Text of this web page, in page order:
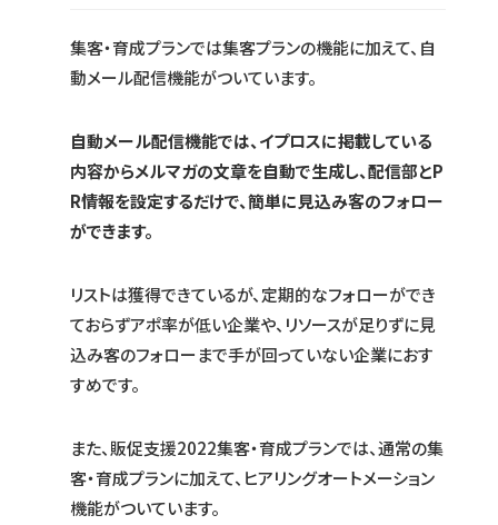
集客・育成プランでは集客プランの機能に加えて、自
動メール配信機能がついています。
自動メール配信機能では、イプロスに掲載している
内容からメルマガの文章を自動で生成し、配信部とP
R情報を設定するだけで、簡単に見込み客のフォロー
ができます。
リストは獲得できているが、定期的なフォローができ
ておらずアポ率が低い企業や、リソースが足りずに見
込み客のフォローまで手が回っていない企業におす
すめです。
また、販促支援2022集客・育成プランでは、通常の集
客・育成プランに加えて、ヒアリングオートメーション
機能がついています。